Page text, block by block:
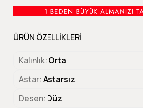
ÜRÜN ÖZELLİKLERİ
Kalınlık Orta
Astar Astarsız
Desen Düz